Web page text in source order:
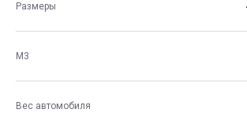
Размеры
М3
Вес автомобиля